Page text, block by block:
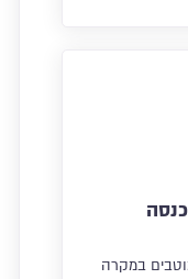
במקרה